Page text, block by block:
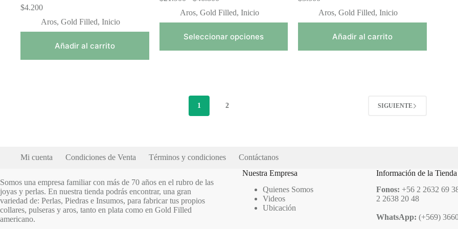
$4.200
Aros, Gold Filled, Inicio
Añadir al carrito
precios:
desde
$21.900
$46.800
Aros, Gold Filled, Inicio
Seleccionar opciones
Aros,Gold Filled,Inicio
Añadir al carrito
1 2 SIGUIENTE
Mi cuenta Condiciones de Venta Términos y condiciones Contáctanos
Somos una empresa familiar con más de 70 años en el rubro de las
joyas y perlas. En nuestra tienda podrás encontrar, una gran
variedad de: Perlas, Piedras e Insumos, para fabricar tus propios
collares, pulseras y aros, tanto en plata como en Gold Filled
americano.
Nuestra Empresa
Quienes Somos
Videos
Ubicación
Información de la Tienda
Fonos: +56 2 2632 69
2 2638 20 48
WhatsApp: (+569)